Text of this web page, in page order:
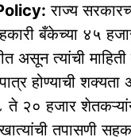
राज्य
सहकारी बँकेच्या ४५
असून त्यांची माहिती
होण्याची
ते २० हजार
तपासणी